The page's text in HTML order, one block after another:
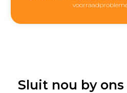
Sluit nou by ons